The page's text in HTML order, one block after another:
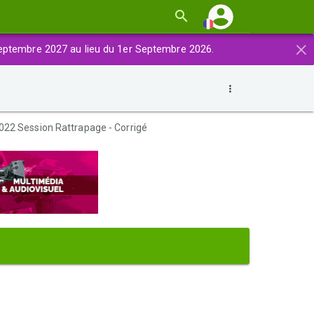
×
2027 au lieu du 1er Septembre 2026.
Session Rattrapage - Corrigé